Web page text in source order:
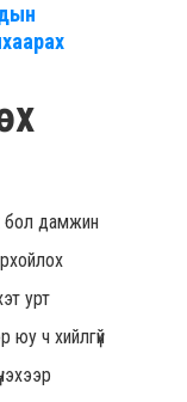
бол дамжин
урт
юу ч хийлгүй